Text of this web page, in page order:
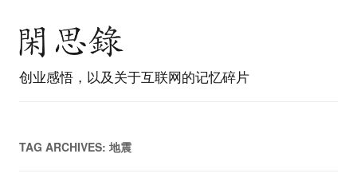
创业感悟，以及关于互联网的记忆碎片
TAG ARCHIVES: 地震